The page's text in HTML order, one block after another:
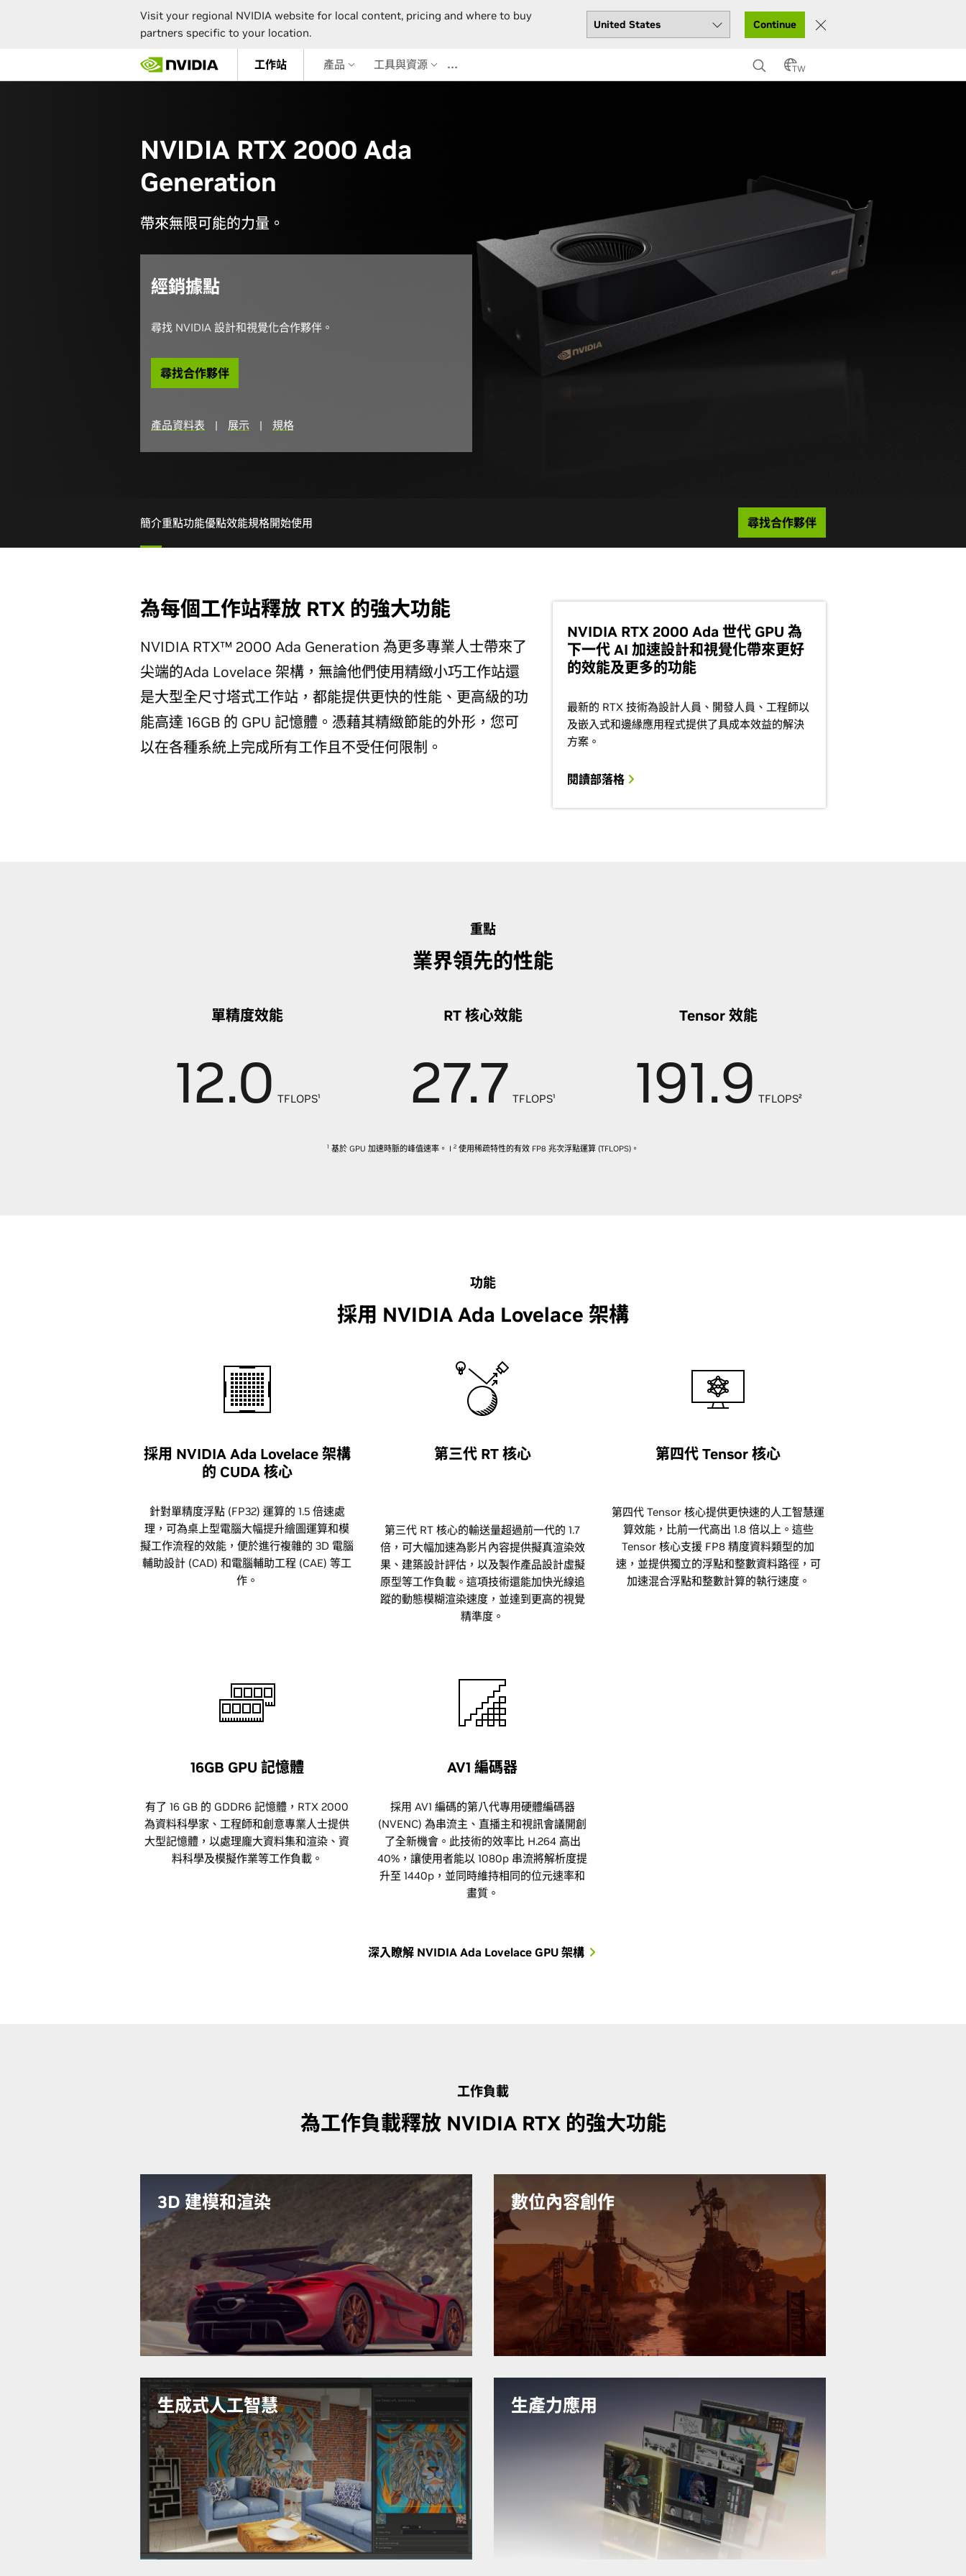
Visit your regional NVIDIA website for local content, pricing and where to buy
partners specific to your location.
Continue
main
工作站 產品 工具與資源 … TW
NVIDIA RTX 2000 Ada
Generation
帶來無限可能的力量。
經銷據點
尋找 NVIDIA 設計和視覺化合作夥伴。
尋找合作夥伴
產品資料表 | 展示 | 規格
簡介重點功能優點效能規格開始使用 尋找合作夥伴
為每個工作站釋放 RTX 的強大功能
NVIDIA RTX™ 2000 Ada Generation 為更多專業人士帶來了
尖端的Ada Lovelace 架構，無論他們使用精緻小巧工作站還
是大型全尺寸塔式工作站，都能提供更快的性能、更高級的功
能高達 16GB 的 GPU 記憶體。憑藉其精緻節能的外形，您可
以在各種系統上完成所有工作且不受任何限制。
NVIDIA RTX 2000 Ada 世代 GPU 為
下一代 AI 加速設計和視覺化帶來更好
的效能及更多的功能
最新的 RTX 技術為設計人員、開發人員、工程師以
及嵌入式和邊緣應用程式提供了具成本效益的解決
方案。
閱讀部落格
重點
業界領先的性能
單精度效能
12.0 TFLOPS¹
RT 核心效能
27.7 TFLOPS¹
Tensor 效能
191.9 TFLOPS²
1 基於 GPU 加速時脈的峰值速率。 I 2 使用稀疏特性的有效 FP8 兆次浮點運算 (TFLOPS)。
功能
採用 NVIDIA Ada Lovelace 架構
採用 NVIDIA Ada Lovelace 架構
的 CUDA 核心
針對單精度浮點 (FP32) 運算的 1.5 倍速處
理，可為桌上型電腦大幅提升繪圖運算和模
擬工作流程的效能，便於進行複雜的 3D 電腦
輔助設計 (CAD) 和電腦輔助工程 (CAE) 等工
作。
第三代 RT 核心
第三代 RT 核心的輸送量超過前一代的 1.7
倍，可大幅加速為影片內容提供擬真渲染效
果、建築設計評估，以及製作產品設計虛擬
原型等工作負載。這項技術還能加快光線追
蹤的動態模糊渲染速度，並達到更高的視覺
精準度。
第四代 Tensor 核心
第四代 Tensor 核心提供更快速的人工智慧運
算效能，比前一代高出 1.8 倍以上。這些
Tensor 核心支援 FP8 精度資料類型的加
速，並提供獨立的浮點和整數資料路徑，可
加速混合浮點和整數計算的執行速度。
16GB GPU 記憶體
有了 16 GB 的 GDDR6 記憶體，RTX 2000
為資料科學家、工程師和創意專業人士提供
大型記憶體，以處理龐大資料集和渲染、資
料科學及模擬作業等工作負載。
AV1 編碼器
採用 AV1 編碼的第八代專用硬體編碼器
(NVENC) 為串流主、直播主和視訊會議開創
了全新機會。此技術的效率比 H.264 高出
40%，讓使用者能以 1080p 串流將解析度提
升至 1440p，並同時維持相同的位元速率和
畫質。
深入瞭解 NVIDIA Ada Lovelace GPU 架構
工作負載
為工作負載釋放 NVIDIA RTX 的強大功能
3D 建模和渲染
RTX 2000 配備第三代RT 核心，即時光
線追蹤性能是上一代的2 倍，讓您能夠
在一半的時間內雕刻複雜的3D 模型並製
作逼真的視覺效果，以驚人的細節和保
真度生動呈現您的創作。
了解有關 NVIDIA RTX 技術的更多信
息
數位內容創作
RTX 2000 與您喜愛的創意工具無縫整
合，實現更流暢、更有效率的創意過
程。體驗加速效能、即時渲染和人工智
慧驅動的工具，實現無與倫比的視覺品
質和完美的工作效率。
了解有關數位內容創建的更多信息
生成式人工智慧
透過生成式人工智慧提高生產力，並在
任何產業中創造更身歷其境的體驗。
RTX 5000 可加速運算密集的人工智慧
工作負載，提供比前一代高出 1.2 倍的推
論效能，可快速產生高畫質影像、影片
和 3D 素材。
生產力應用
在任務之間快速切換，立即進入和跳出
要求嚴苛的應用程序，無延遲體驗與您
的創造力保持同步。 RTX 2000 讓您能
夠不間斷地流暢運作。